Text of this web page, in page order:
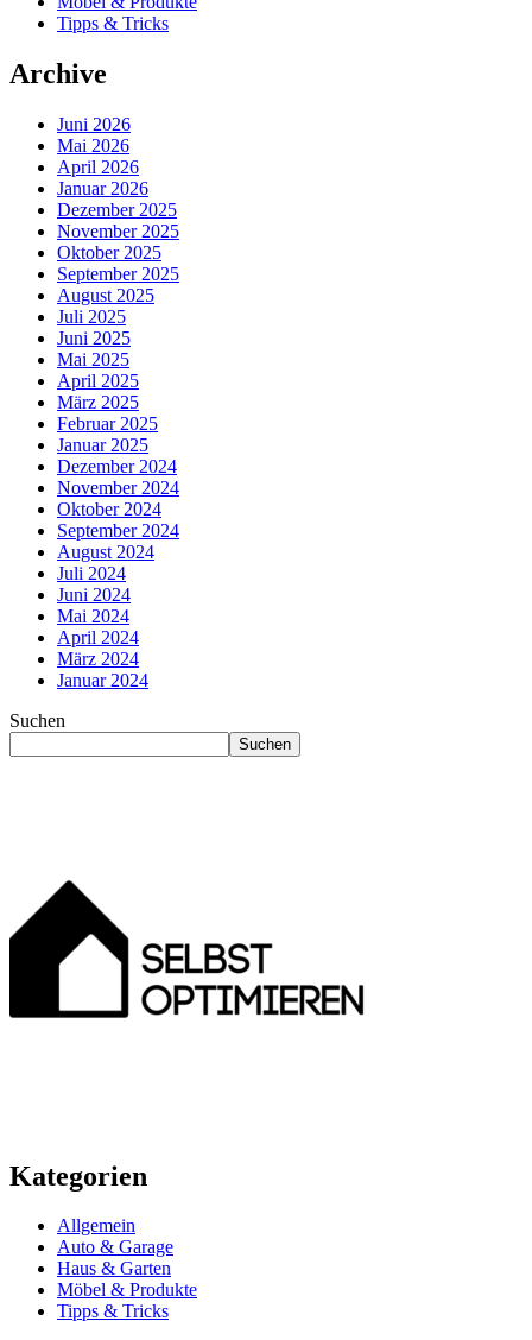
Tipps & Tricks
Archive
Juni 2026
Mai 2026
April 2026
Januar 2026
Dezember 2025
November 2025
Oktober 2025
September 2025
August 2025
Juli 2025
Juni 2025
Mai 2025
April 2025
März 2025
Februar 2025
Januar 2025
Dezember 2024
November 2024
Oktober 2024
September 2024
August 2024
Juli 2024
Juni 2024
Mai 2024
April 2024
März 2024
Januar 2024
Suchen
Suchen
Kategorien
Allgemein
Auto & Garage
Haus & Garten
Möbel & Produkte
Tipps & Tricks